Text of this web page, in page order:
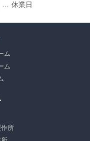
休業日
ム
ム
所